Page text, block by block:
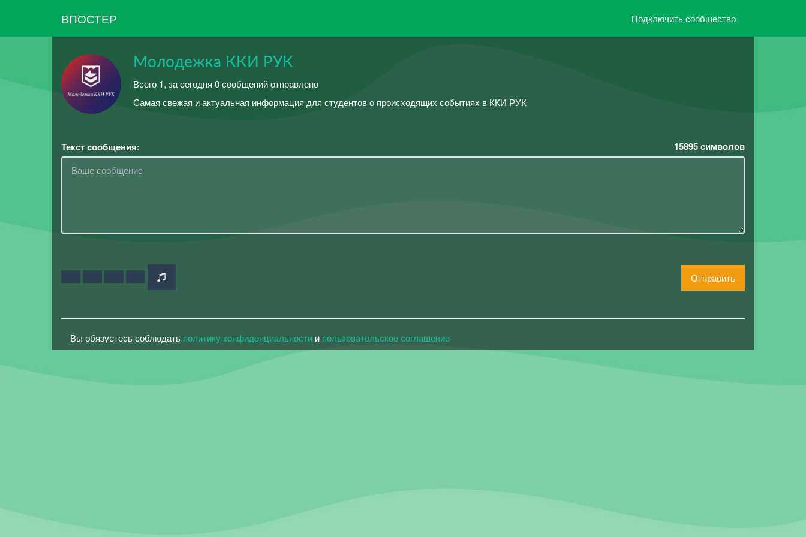
ВПОСТЕР Подключить сообщество
Молодежка ККИ РУК
Всего 1, за сегодня 0 сообщений отправлено
Самая свежая и актуальная информация для студентов о происходящих событиях в ККИ РУК
Текст сообщения: 15895символов
Отправить
Вы обязуетесь соблюдать политику конфиденциальности и пользовательское соглашение